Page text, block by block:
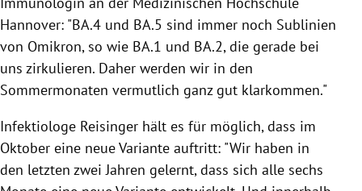
Hannover: "BA.4 und BA.5 sind immer noch Sublinien
von Omikron, so wie BA.1 und BA.2, die gerade bei
uns zirkulieren. Daher werden wir in den
Sommermonaten vermutlich ganz gut klarkommen."
Infektiologe Reisinger hält es für möglich, dass im
Oktober eine neue Variante auftritt: "Wir haben in
den letzten zwei Jahren gelernt, dass sich alle sechs